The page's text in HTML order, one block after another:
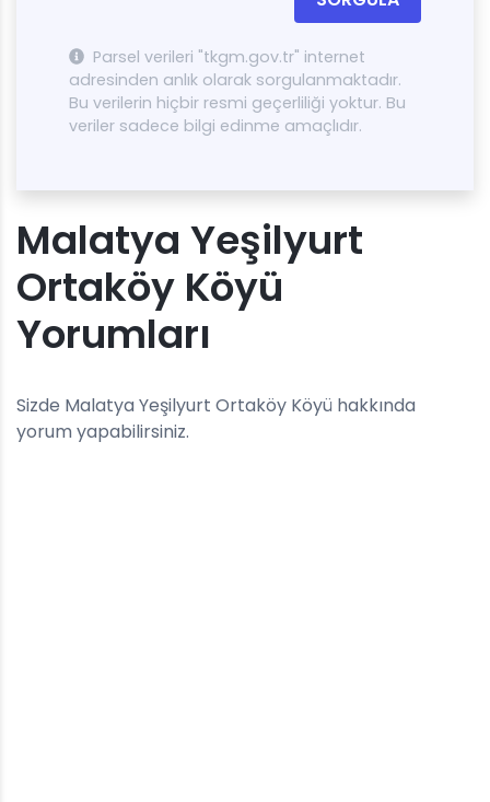
Parsel verileri "tkgm.gov.tr" internet
adresinden anlık olarak sorgulanmaktadır.
Bu verilerin hiçbir resmi geçerliliği yoktur. Bu
veriler sadece bilgi edinme amaçlıdır.
Malatya Yeşilyurt
Ortaköy Köyü
Yorumları
Sizde Malatya Yeşilyurt Ortaköy Köyü hakkında
yorum yapabilirsiniz.